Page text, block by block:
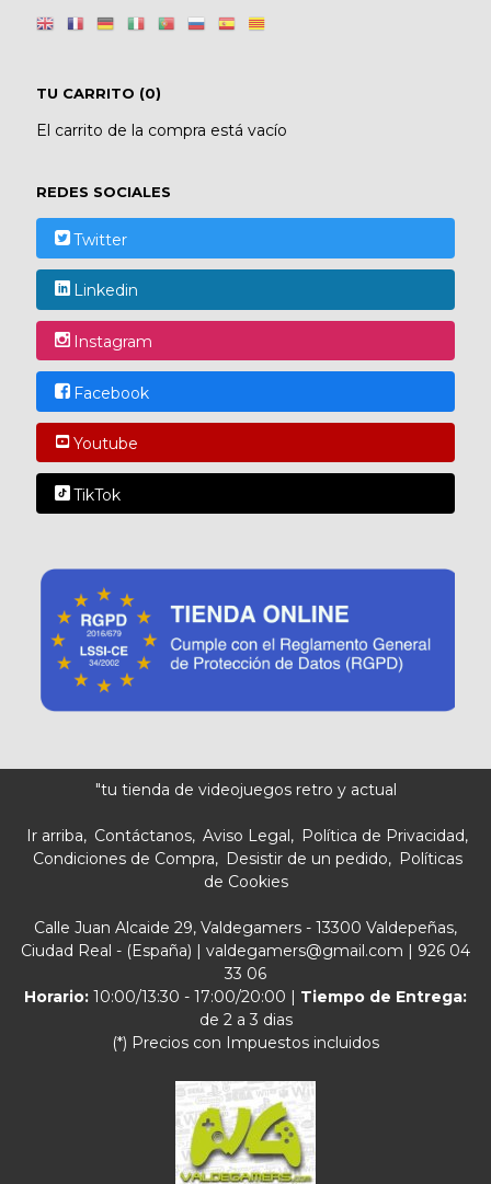
TU CARRITO (0)
El carrito de la compra está vacío
REDES SOCIALES
Twitter
Linkedin
Instagram
Facebook
Youtube
TikTok
"tu tienda de videojuegos retro y actual
Ir arriba Contáctanos Aviso Legal
Política de Privacidad
Condiciones de Compra
Desistir de un pedido
Políticas
de Cookies
Calle Juan Alcaide 29, Valdegamers - 13300 Valdepeñas,
Ciudad Real - (España) | valdegamers@gmail.com | 926 04
33 06
Horario: 10:00/13:30 - 17:00/20:00 | Tiempo de Entrega:
de 2 a 3 dias
(*) Precios con Impuestos incluidos